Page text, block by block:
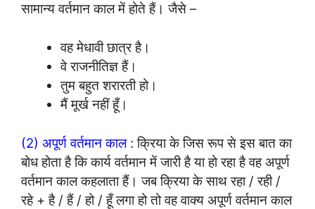
सामान्य वर्तमान काल में होते हैं। जैसे –
वह मेधावी छात्र है।
वे राजनीतिज्ञ हैं।
तुम बहुत शरारती हो।
मैं मूर्ख नहीं हूँ।
(2) अपूर्ण वर्तमान काल : क्रिया के जिस रूप से इस बात का
बोध होता है कि कार्य वर्तमान में जारी है या हो रहा है वह अपूर्ण
वर्तमान काल कहलाता हैं। जब क्रिया के साथ रहा / रही /
रहे + है / हैं / हो / हूँ लगा हो तो वह वाक्य अपूर्ण वर्तमान काल